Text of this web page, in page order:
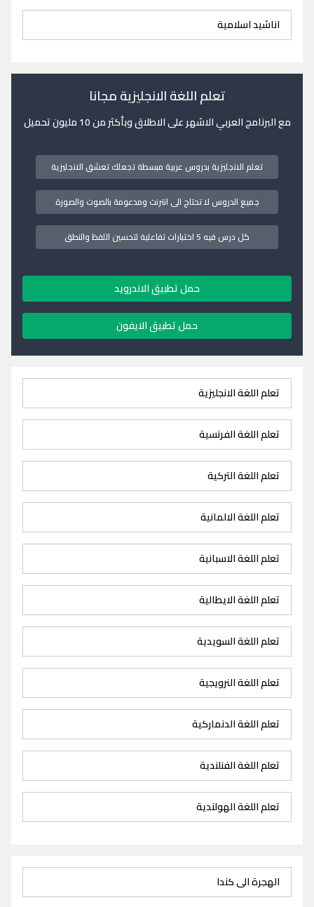
اناشيد اسلامية
تعلم اللغة الانجليزية مجانا
مع البرنامج العربي الاشهر على الاطلاق وبأكثر من 10 مليون تحميل
تعلم الانجليزية بدروس عربية مبسطة تجعلك تعشق الانجليزية
جميع الدروس لا تحتاج الى انترنت ومدعومة بالصوت والصورة
كل درس فيه 5 اختبارات تفاعلية لتحسين اللفظ والنطق
حمل تطبيق الاندرويد
حمل تطبيق الايفون
تعلم اللغة الانجليزية
تعلم اللغة الفرنسية
تعلم اللغة التركية
تعلم اللغة الالمانية
تعلم اللغة الاسبانية
تعلم اللغة الايطالية
تعلم اللغة السويدية
تعلم اللغة النرويجية
تعلم اللغة الدنماركية
تعلم اللغة الفنلندية
تعلم اللغة الهولندية
الهجرة الى كندا